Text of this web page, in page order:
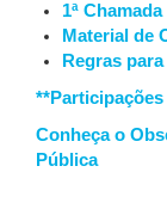
1ª
Material de
Regras
Conheça o
Pública